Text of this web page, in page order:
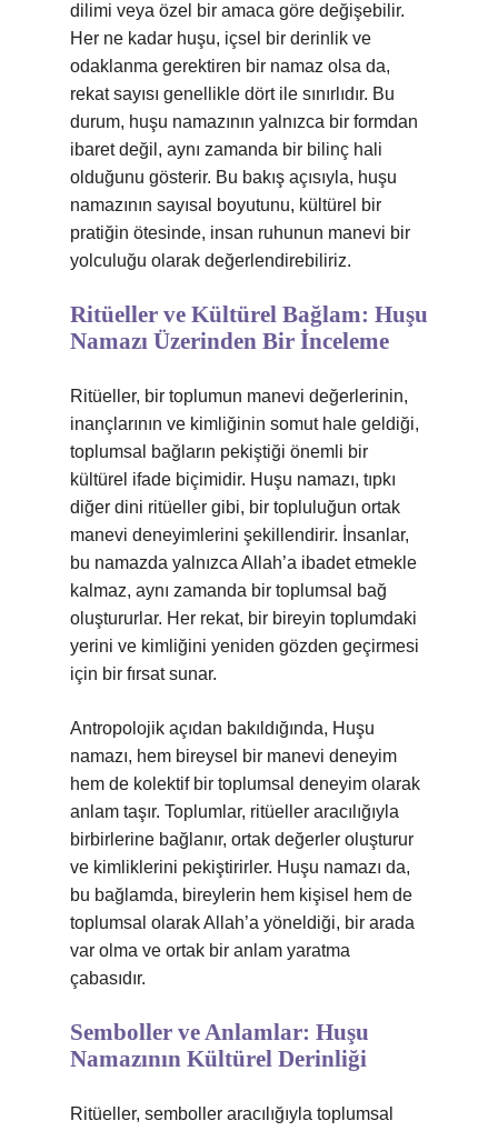
dilimi veya özel bir amaca göre değişebilir.
Her ne kadar huşu, içsel bir derinlik ve
odaklanma gerektiren bir namaz olsa da,
rekat sayısı genellikle dört ile sınırlıdır. Bu
durum, huşu namazının yalnızca bir formdan
ibaret değil, aynı zamanda bir bilinç hali
olduğunu gösterir. Bu bakış açısıyla, huşu
namazının sayısal boyutunu, kültürel bir
pratiğin ötesinde, insan ruhunun manevi bir
yolculuğu olarak değerlendirebiliriz.
Ritüeller ve Kültürel Bağlam: Huşu
Namazı Üzerinden Bir İnceleme
Ritüeller, bir toplumun manevi değerlerinin,
inançlarının ve kimliğinin somut hale geldiği,
toplumsal bağların pekiştiği önemli bir
kültürel ifade biçimidir. Huşu namazı, tıpkı
diğer dini ritüeller gibi, bir topluluğun ortak
manevi deneyimlerini şekillendirir. İnsanlar,
bu namazda yalnızca Allah’a ibadet etmekle
kalmaz, aynı zamanda bir toplumsal bağ
oluştururlar. Her rekat, bir bireyin toplumdaki
yerini ve kimliğini yeniden gözden geçirmesi
için bir fırsat sunar.
Antropolojik açıdan bakıldığında, Huşu
namazı, hem bireysel bir manevi deneyim
hem de kolektif bir toplumsal deneyim olarak
anlam taşır. Toplumlar, ritüeller aracılığıyla
birbirlerine bağlanır, ortak değerler oluşturur
ve kimliklerini pekiştirirler. Huşu namazı da,
bu bağlamda, bireylerin hem kişisel hem de
toplumsal olarak Allah’a yöneldiği, bir arada
var olma ve ortak bir anlam yaratma
çabasıdır.
Semboller ve Anlamlar: Huşu
Namazının Kültürel Derinliği
Ritüeller, semboller aracılığıyla toplumsal